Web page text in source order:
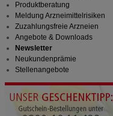
Produktberatung
Meldung Arzneimittelrisiken
Zuzahlungsfreie Arzneien
Angebote & Downloads
Newsletter
Neukundenprämie
Stellenangebote